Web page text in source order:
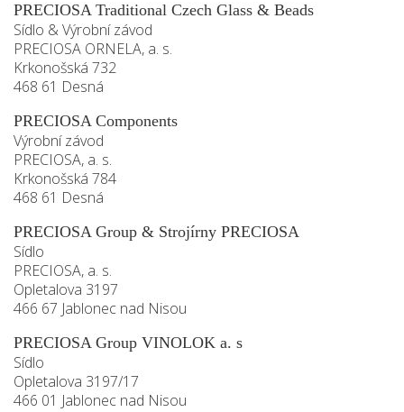
PRECIOSA Traditional Czech Glass & Beads
Sídlo & Výrobní závod
PRECIOSA ORNELA, a. s.
Krkonošská 732
468 61 Desná
PRECIOSA Components
Výrobní závod
PRECIOSA, a. s.
Krkonošská 784
468 61 Desná
PRECIOSA Group & Strojírny PRECIOSA
Sídlo
PRECIOSA, a. s.
Opletalova 3197
466 67 Jablonec nad Nisou
PRECIOSA Group VINOLOK a. s
Sídlo
Opletalova 3197/17
466 01 Jablonec nad Nisou